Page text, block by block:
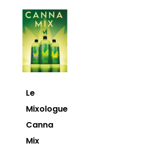
Le
Mixologue
Canna
Mix